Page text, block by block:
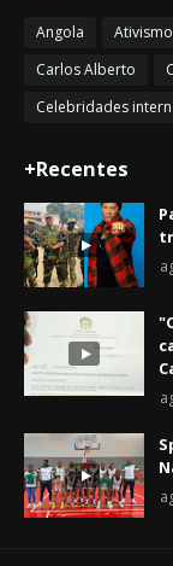
Angola Ativismo
Carlos Alberto
Celebridades
+Recentes